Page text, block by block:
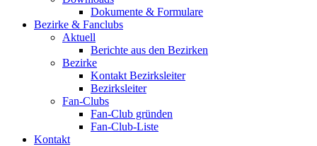
Dokumente & Formulare
Bezirke & Fanclubs
Aktuell
Berichte aus den Bezirken
Bezirke
Kontakt Bezirksleiter
Bezirksleiter
Fan-Clubs
Fan-Club gründen
Fan-Club-Liste
Kontakt